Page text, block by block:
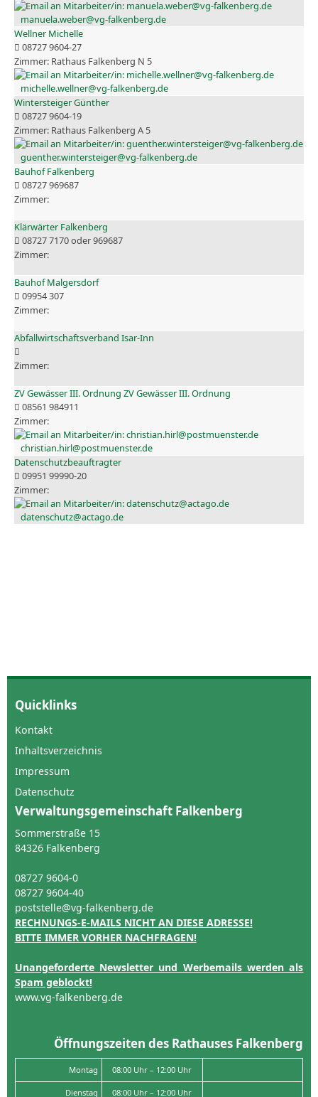
manuela.weber@vg-falkenberg.de
Wellner Michelle
08727 9604-27
Rathaus Falkenberg N 5
michelle.wellner@vg-falkenberg.de
Wintersteiger Günther
08727 9604-19
Rathaus Falkenberg A 5
guenther.wintersteiger@vg-falkenberg.de
Bauhof Falkenberg
08727 969687
Klärwärter Falkenberg
08727 7170 oder 969687
Bauhof Malgersdorf
09954 307
Abfallwirtschaftsverband Isar-Inn
ZV Gewässer III. Ordnung ZV Gewässer III. Ordnung
08561 984911
christian.hirl@postmuenster.de
Datenschutzbeauftragter
09951 99990-20
datenschutz@actago.de
Quicklinks
Kontakt
Inhaltsverzeichnis
Impressum
Datenschutz
Verwaltungsgemeinschaft Falkenberg
Sommerstraße 15
84326 Falkenberg
08727 9604-0
08727 9604-40
poststelle@vg-falkenberg.de
RECHNUNGS-E-MAILS NICHT AN DIESE ADRESSE!
BITTE IMMER VORHER NACHFRAGEN!
Unangeforderte Newsletter und Werbemails werden als
Spam geblockt!
www.vg-falkenberg.de
Öffnungszeiten des Rathauses Falkenberg
Montag 08:00 Uhr – 12:00 Uhr
Dienstag 08:00 Uhr – 12:00 Uhr